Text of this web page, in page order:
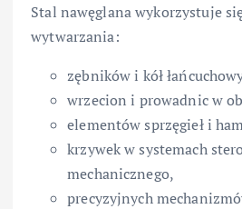
Stal nawęglana wykorzystuje
wytwarzania:
zębników i kół
wrzecion i prowadnic w
elementów sprzęgieł i
krzywek w systemach
mechanicznego,
precyzyjnych